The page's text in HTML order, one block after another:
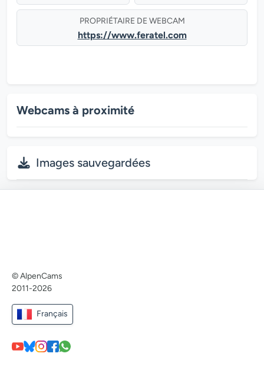
PROPRIÉTAIRE DE WEBCAM
https://www.feratel.com
Webcams à proximité
Images sauvegardées
© AlpenCams
2011-2026
Français